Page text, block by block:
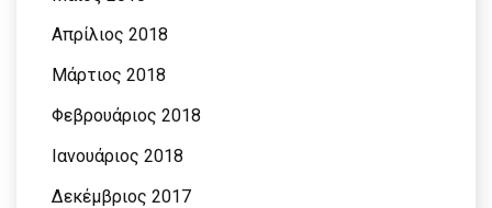
Απρίλιος 2018
Μάρτιος 2018
Φεβρουάριος 2018
Ιανουάριος 2018
Δεκέμβριος 2017